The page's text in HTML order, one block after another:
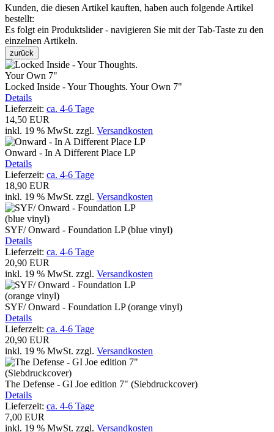
Kunden, die diesen Artikel kauften, haben auch folgende Artikel
bestellt:
Es folgt ein Produktslider - navigieren Sie mit der Tab-Taste zu den
einzelnen Artikeln.
zurück
Locked Inside - Your Thoughts. Your Own 7"
Details
Lieferzeit: ca. 4-6 Tage
14,50 EUR
inkl. 19 % MwSt. zzgl. Versandkosten
Onward - In A Different Place LP
Details
Lieferzeit: ca. 4-6 Tage
18,90 EUR
inkl. 19 % MwSt. zzgl. Versandkosten
SYF/ Onward - Foundation LP (blue vinyl)
Details
Lieferzeit: ca. 4-6 Tage
20,90 EUR
inkl. 19 % MwSt. zzgl. Versandkosten
SYF/ Onward - Foundation LP (orange vinyl)
Details
Lieferzeit: ca. 4-6 Tage
20,90 EUR
inkl. 19 % MwSt. zzgl. Versandkosten
The Defense - GI Joe edition 7" (Siebdruckcover)
Details
Lieferzeit: ca. 4-6 Tage
7,00 EUR
inkl. 19 % MwSt. zzgl. Versandkosten